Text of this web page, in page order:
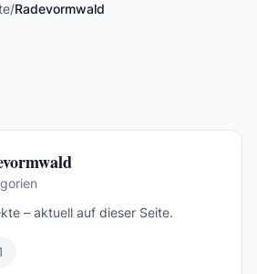
/Radevormwald
– aktuell auf dieser Seite.